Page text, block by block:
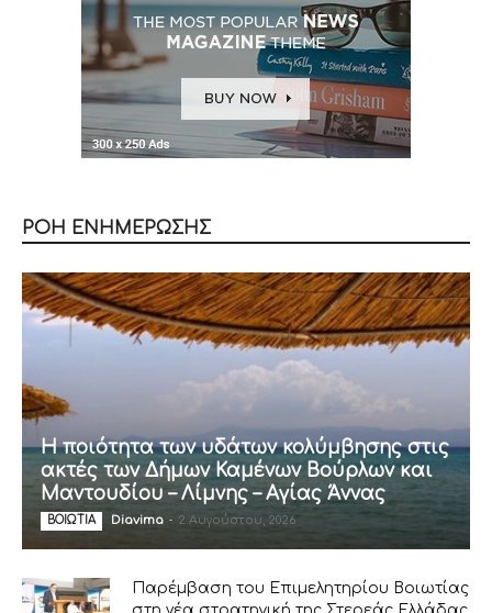
ΡΟΗ ΕΝΗΜΕΡΩΣΗΣ
Η ποιότητα των υδάτων κολύμβησης στις
ακτές των Δήμων Καμένων Βούρλων και
Μαντουδίου – Λίμνης – Αγίας Άννας
ΒΟΙΩΤΙΑ Diavima - 2 Αυγούστου, 2026
Παρέμβαση του Επιμελητηρίου Βοιωτίας